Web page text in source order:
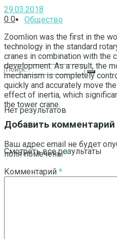
Общество
Нет результатов
Смотреть все результаты
29.03.2018
0 0
Zoomlion was the first in the
technology in the standard
cranes in combination with the
development.As a result, the
mechanism is completely
quickly and accurately move
effect of inertia, which
the tower crane.
Добавить комментарий
Ваш адрес email не будет
поля помечены*
Комментарий *